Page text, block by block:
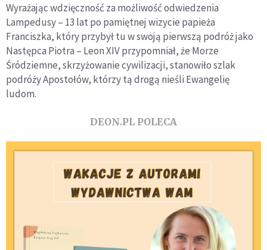
Wyrażając wdzięczność za możliwość odwiedzenia
Lampedusy – 13 lat po pamiętnej wizycie papieża
Franciszka, który przybył tu w swoją pierwszą podróż jako
Następca Piotra – Leon XIV przypomniał, że Morze
Śródziemne, skrzyżowanie cywilizacji, stanowiło szlak
podróży Apostołów, którzy tą drogą nieśli Ewangelię
ludom.
DEON.PL POLECA